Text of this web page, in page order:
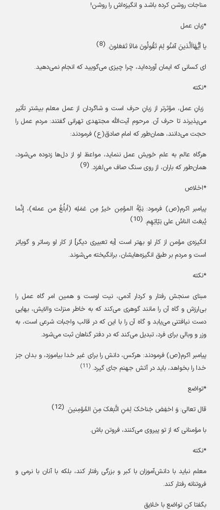
مناجات روشن کرده باشد و انگیزه‌اش را روشن!
*زبان عمل
یا أیُّهَااَلَّذینَ آمَنُو لِمَ تَقُولُونَ مَالاَ تَفعَلونَ. (8)
ای کسانی که ایمان آورده‌اید، چرا چیزی می‌گویید که انجام نمی‌دهید.
*نکته
زبانِ عمل، مؤثر‌تر از زبانِ حرف است و شاگردان از عمل معلم بیشتر تأثیر
می‌پذیرند تا حرف آن. مرحوم آیت‌الله مجتهدی تهرانی گفتند: مردم عمل را
حجت می‌دانند، همان‌طور که امام صادق(ع)فرمودند:
هرگاه عالم به علم خویش عمل ننماید، مواعظ او از دل‌ها زدوده می‌شود،
همان‌طور که باران، از روی سنگ صاف می‌لغزد. (9)
*اخلاص
پیامبر اکرم(ص)فرمود: نِیَّهُ المؤمِن خیرُ مِن عَمَلِه (أبلُعُ من عمله)، إنَّما
یُبعَث الناسُ علی نِیّاتِهِم. (10)
انگیزه‌ی مؤمن از کار او بهتر است [به تعبیری دیگر] از کار او رساتر و گویا‌تر
است و مردم بر طبق انگیزه‌هایشان، برانگیخته می‌شوند.
*نکته
مبنای سنجش رفتار و کردار آدمی، نیت اوست و همین امر گاه عمل را
بی‌ارزش و گاه آن ‌را مانند گوهری می‌کند که به ‌خاطر منزلت والایش، بهایی
دست نیافتنی می‌یابد و گاه آن را با این که در قالب واجبات شرعی است، به‌
وزر و وبالی برای فرد، تبدیل می‌کند که در دفتر گناهان ثبت می‌شود.
پیامبر اکرم(ص) فرمودند: هرکس، دانش را برای غیر خدا بیاموزد، و بدان جز
خدا را بخواهد، باید در آتش جهنم جای گیرد.(11)
*تواضع
قال تعالی: وَ اخفِض جَناحَکَ لِمَنِ اتَّبَعَکَ مِنَ المُؤمِنینَ. (12)
با مؤمنانی که از تو پیروی می‌کنند، فروتن باش.
*نکته
معلم نباید با دانش‌آموزان با کبر و بزرگی رفتار کند، بلکه با آنان با نرمی و
فروتنانه رفتار کند.
بگفتا کن تواضع با خلایق